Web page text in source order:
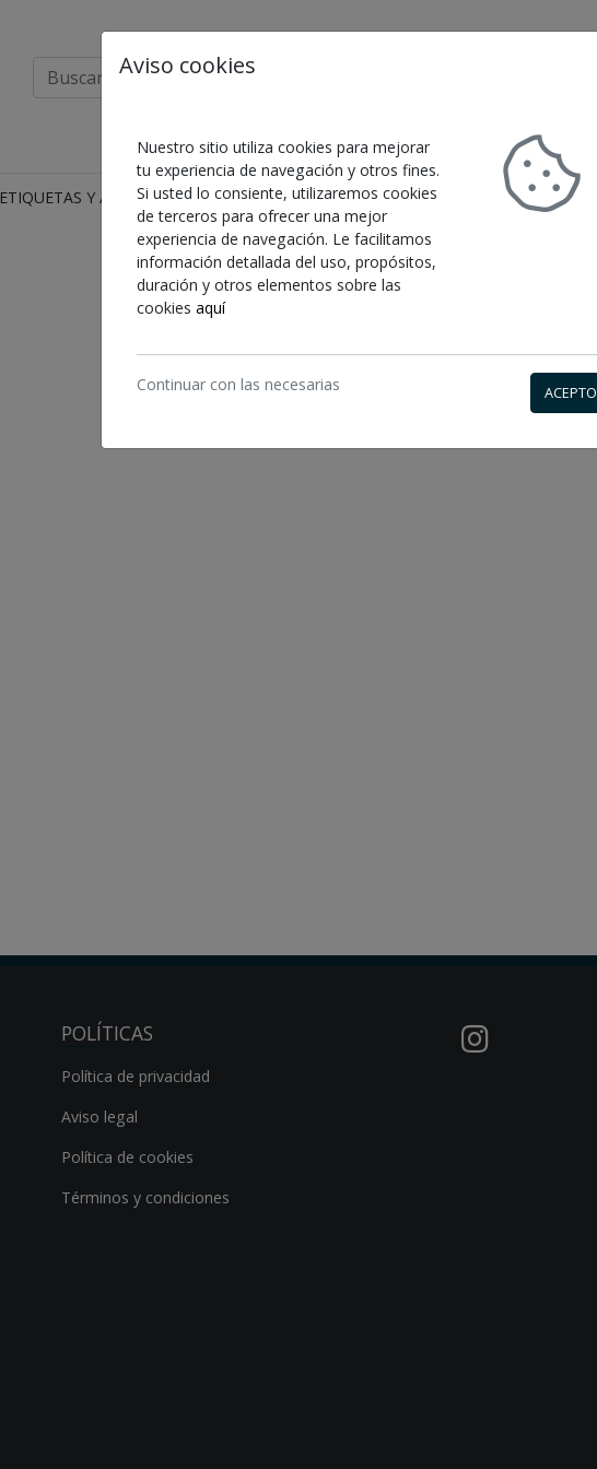
ETIQUETAS Y ADHESIVOS GRAN FORMATO TARJETAS Y PAPELERIA
POLÍTICAS
Política de privacidad
Aviso legal
Política de cookies
Términos y condiciones
Aviso cookies
Nuestro sitio utiliza cookies para mejorar
tu experiencia de navegación y otros fines.
Si usted lo consiente, utilizaremos cookies
de terceros para ofrecer una mejor
experiencia de navegación. Le facilitamos
información detallada del uso, propósitos,
duración y otros elementos sobre las
cookies aquí
Continuar con las necesarias ACEPTO